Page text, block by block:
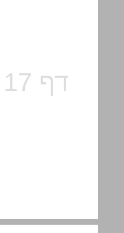
פרק ב (א-י) ... 19